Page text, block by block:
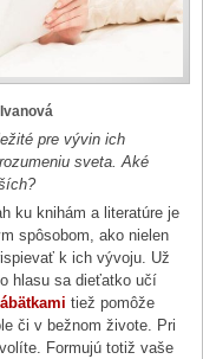
pre vývin ich
sveta. Aké
ku knihám a literatúre je
spôsobom, ako nielen
k ich vývoju. Už
hlasu sa dieťatko učí
tiež pomôže
či v bežnom živote. Pri
Formujú totiž vaše